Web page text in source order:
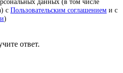
с Пользовательским соглашением и с
)
ответ.